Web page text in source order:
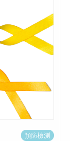
預防檢測